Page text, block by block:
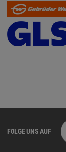
FOLGE UNS AUF